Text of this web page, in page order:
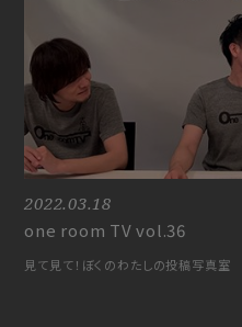
2022.03.18
one room TV vol.36
見て見て！ぼくのわたしの投稿写真室